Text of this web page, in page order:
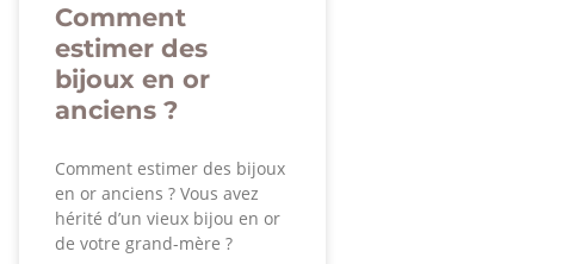
Comment
estimer des
bijoux en or
anciens ?
Comment estimer des bijoux
en or anciens ? Vous avez
hérité d’un vieux bijou en or
de votre grand-mère ?